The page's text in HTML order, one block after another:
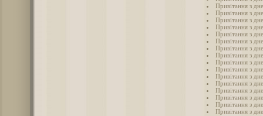
Привітання з
Привітання з
Привітання з
Привітання з
Привітання з
Привітання з
Привітання з
Привітання з
Привітання з
Привітання з
Привітання з
Привітання з
Привітання з
Привітання з
Привітання з
Привітання з